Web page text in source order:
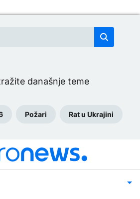
današnje teme
Požari Rat u Ukrajini